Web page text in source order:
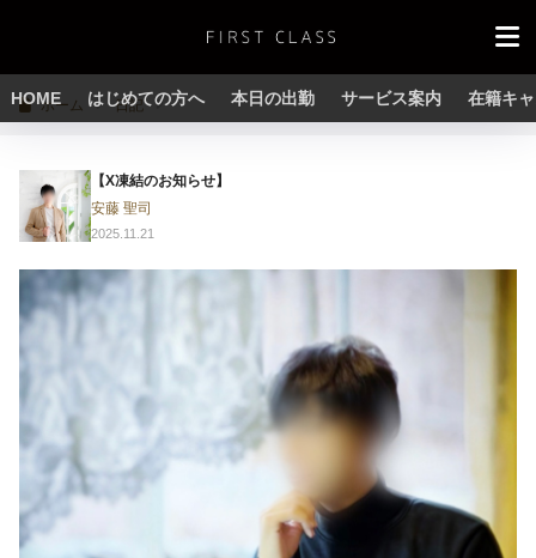
HOME はじめての方へ 本日の出勤 サービス案内 在籍キ
ホーム 日記
【X凍結のお知らせ】
安藤 聖司
2025.11.21